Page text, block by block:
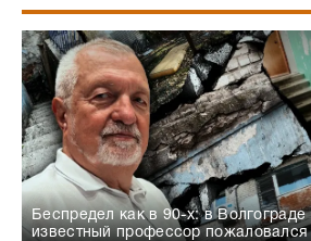
Беспредел как в 90-х: в Волгограде
известный профессор пожаловался